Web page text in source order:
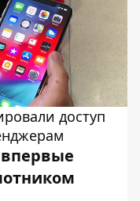
доступ